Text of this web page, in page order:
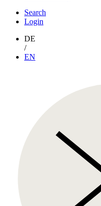
Search
Login
DE
/
EN